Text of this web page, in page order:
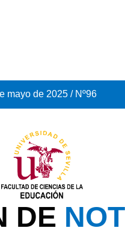
mayo de 2025 / Nº96
DE